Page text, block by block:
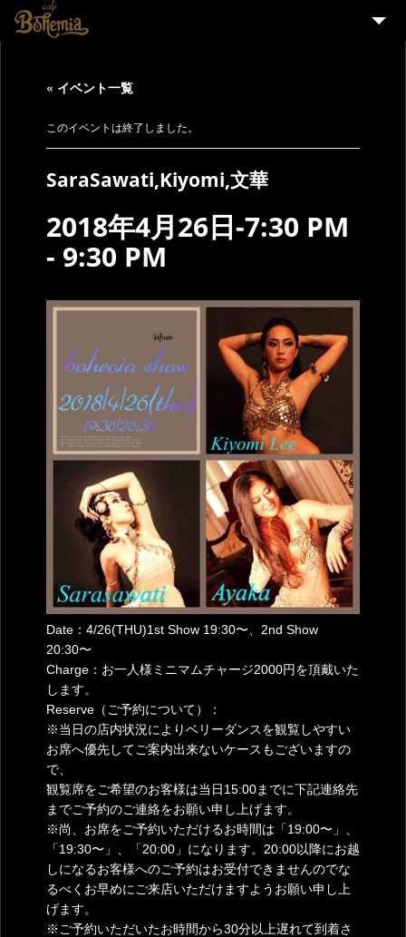
EVENT
ENGLISH
« イベント一覧
このイベントは終了しました。
SaraSawati,Kiyomi,文華
2018年4月26日-7:30 PM
- 9:30 PM
Date：4/26(THU)1st Show 19:30〜、2nd Show
20:30〜
Charge：お一人様ミニマムチャージ2000円を頂戴いた
します。
Reserve（ご予約について）：
※当日の店内状況によりベリーダンスを観覧しやすい
お席へ優先してご案内出来ないケースもございますの
で、
観覧席をご希望のお客様は当日15:00までに下記連絡先
までご予約のご連絡をお願い申し上げます。
※尚、お席をご予約いただけるお時間は「19:00〜」、
「19:30〜」、「20:00」になります。20:00以降にお越
しになるお客様へのご予約はお受付できませんのでな
るべくお早めにご来店いただけますようお願い申し上
げます。
※ご予約いただいたお時間から30分以上遅れて到着さ